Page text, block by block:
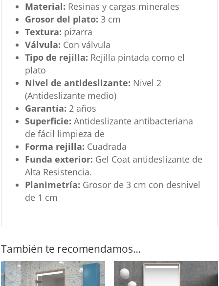
Material: Resinas y cargas minerales
Grosor del plato: 3 cm
Textura: pizarra
Válvula: Con válvula
Tipo de rejilla: Rejilla pintada como el
plato
Nivel de antideslizante: Nivel 2
(Antideslizante medio)
Garantía: 2 años
Superficie: Antideslizante antibacteriana
de fácil limpieza de
Forma rejilla: Cuadrada
Funda exterior: Gel Coat antideslizante de
Alta Resistencia.
Planimetría: Grosor de 3 cm con desnivel
de 1 cm
También te recomendamos…